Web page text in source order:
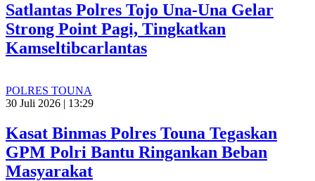
Satlantas Polres Tojo Una-Una Gelar
Strong Point Pagi, Tingkatkan
Kamseltibcarlantas
POLRES TOUNA
30 Juli 2026 | 13:29
Kasat Binmas Polres Touna Tegaskan
GPM Polri Bantu Ringankan Beban
Masyarakat